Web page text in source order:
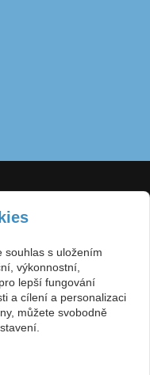
souhlas s uložením
výkonnostní,
lepší fungování
a cílení a personalizaci
můžete svobodně